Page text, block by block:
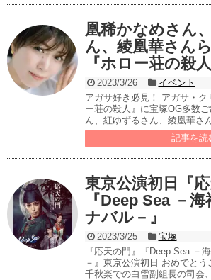
凰稀かなめさん
ん、綾凰華さん
『ホロー荘の殺人
2023/3/26
イベント
アガサ好き必見！ アガサ・ク
ー荘の殺人』に宝塚OG多数
ん、紅ゆずるさん、綾凰華さ
記事を読
東京公演初日『応
『Deep Sea －
ナバル－』
2023/3/25
宝塚
『応天の門』『Deep Sea －
－』東京公演初日 おめでと
千秋楽での白雪副組長の司会